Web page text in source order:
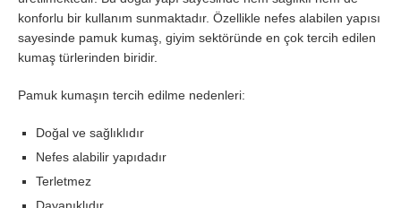
konforlu bir kullanım sunmaktadır. Özellikle nefes alabilen yapısı
sayesinde pamuk kumaş, giyim sektöründe en çok tercih edilen
kumaş türlerinden biridir.
Pamuk kumaşın tercih edilme nedenleri:
Doğal ve sağlıklıdır
Nefes alabilir yapıdadır
Terletmez